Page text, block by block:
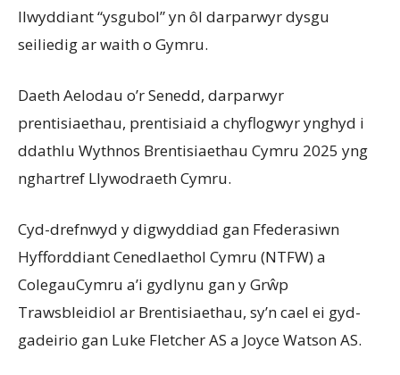
llwyddiant “ysgubol” yn ôl darparwyr dysgu
seiliedig ar waith o Gymru.
Daeth Aelodau o’r Senedd, darparwyr
prentisiaethau, prentisiaid a chyflogwyr ynghyd i
ddathlu Wythnos Brentisiaethau Cymru 2025 yng
nghartref Llywodraeth Cymru.
Cyd-drefnwyd y digwyddiad gan Ffederasiwn
Hyfforddiant Cenedlaethol Cymru (NTFW) a
ColegauCymru a’i gydlynu gan y Grŵp
Trawsbleidiol ar Brentisiaethau, sy’n cael ei gyd-
gadeirio gan Luke Fletcher AS a Joyce Watson AS.